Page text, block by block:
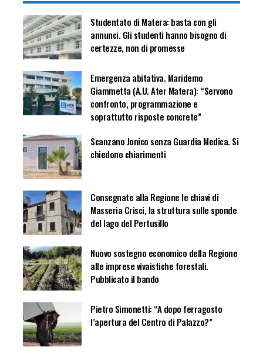
Studentato di Matera: basta con gli
annunci. Gli studenti hanno bisogno di
certezze, non di promesse
Emergenza abitativa. Maridemo
Giammetta (A.U. Ater Matera): “Servono
confronto, programmazione e
soprattutto risposte concrete”
Scanzano Jonico senza Guardia Medica. Si
chiedono chiarimenti
Consegnate alla Regione le chiavi di
Masseria Crisci, la struttura sulle sponde
del lago del Pertusillo
Nuovo sostegno economico della Regione
alle imprese vivaistiche forestali.
Pubblicato il bando
Pietro Simonetti: “A dopo ferragosto
l’apertura del Centro di Palazzo?”